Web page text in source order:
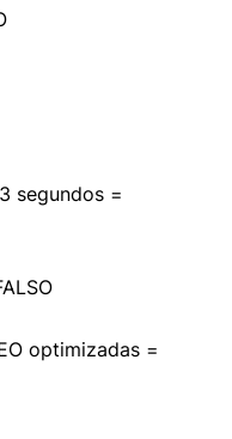
segundos =
optimizadas =